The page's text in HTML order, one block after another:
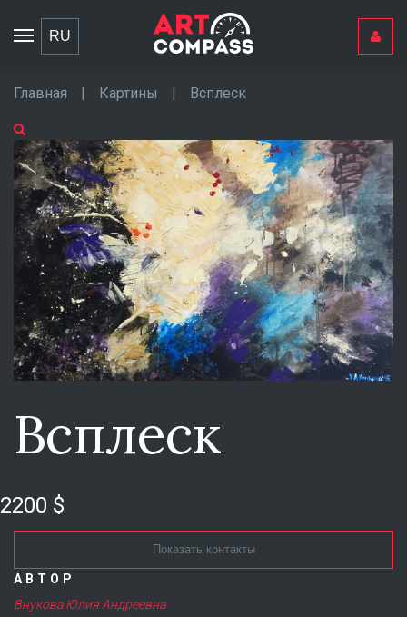
Toggle
navigation
RU
Главная | Картины | Всплеск
Всплеск
2200 $
Показать контакты
АВТОР
Внукова Юлия Андреевна